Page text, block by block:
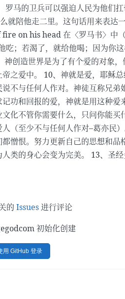
马的卫兵可以强迫人民为他们
就陪他走二里。这句话用来表达
on his head 在〈罗马书〉中
；若渴了，就给他喝；因为你
创造世界是为了有个爱的对象
之爱中。 10、神就是爱，耶稣
不与任何人作对。神徒互称兄
功和回报的爱，神就是用这种
化不管你需要什么，只问你能
（至少不与任何人作对–葛亦民
憎恨。努力更新自己的思想和品
类的身心会变为完美。 13、圣
的 Issues进行评论
初始化创建
用 GitHub 登录